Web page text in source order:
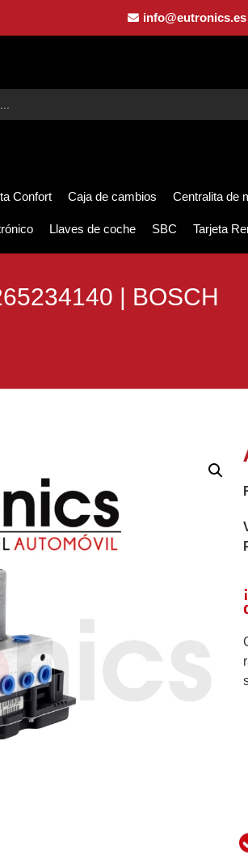
info@eutronics.es
Confort Caja de cambios Centralita de
Llaves de coche SBC Tarjeta
| BOSCH